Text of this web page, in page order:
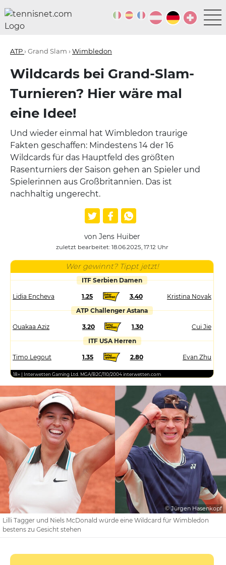
ATP› Grand Slam › Wimbledon
Wildcards bei Grand-Slam-
Turnieren? Hier wäre mal
eine Idee!
Und wieder einmal hat Wimbledon traurige
Fakten geschaffen: Mindestens 14 der 16
Wildcards für das Hauptfeld des größten
Rasenturniers der Saison gehen an Spieler und
Spielerinnen aus Großbritannien. Das ist
nachhaltig ungerecht.
von Jens Huiber
zuletzt bearbeitet: 18.06.2025, 17:12 Uhr
Wer gewinnt? Tippt jetzt!
ITF Serbien Damen
Lidia Encheva 1.25 3.40
Kristina Novak
ATP Challenger Astana
Ouakaa Aziz 3.20 1.30
Cui Jie
ITF USA Herren
Timo Legout 1.35 2.80 Evan Zhu
18+ | Interwetten Gaming Ltd. MGA/B2C/110/2004 interwetten.com
© Jürgen Hasenkopf
Lilli Tagger und Niels McDonald würde eine Wildcard für Wimbledon
bestens zu Gesicht stehen